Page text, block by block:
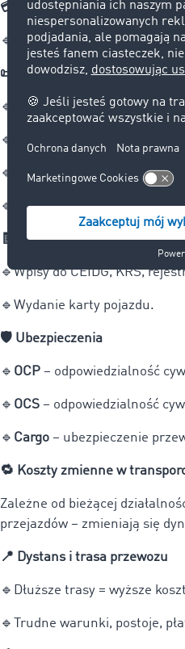
💳 Spłata kredytu / leasingu
🔹 Miesięczne raty
📜 Podatki, składki i licencje
🔹 Podatek od środków
🔹 Składki ZUS, PPK.
🔹 Opłaty za licencje
🔹 Koszty uzyskania
🧾 Opłaty administracyjne
🔹Wpisy do CEIDG, KRS,
🔹 Wydanie karty pojazdu.
🛡 ️ Ubezpieczenia
🔹 OCP – odpowiedzialność
🔹 OCS – odpowiedzialność
🔹 Cargo – ubezpieczenie
🔁 Koszty zmienne w
Zależne od bieżącej
przejazdów – zmieniają się
📍 Dystans i trasa przewozu
🔹 Dłuższe trasy = wyższe
🔹 Trudne warunki, postoje,